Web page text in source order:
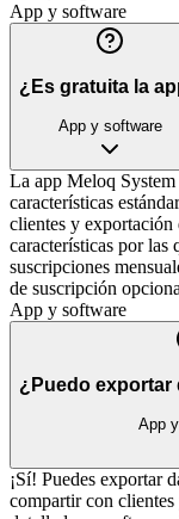
App y software
¿Es gratuita la
App y software
La app Meloq System
características
clientes y exportación
características por las
suscripciones
de suscripción
App y software
¿Puedo exportar
App
¡Sí! Puedes exportar
compartir con